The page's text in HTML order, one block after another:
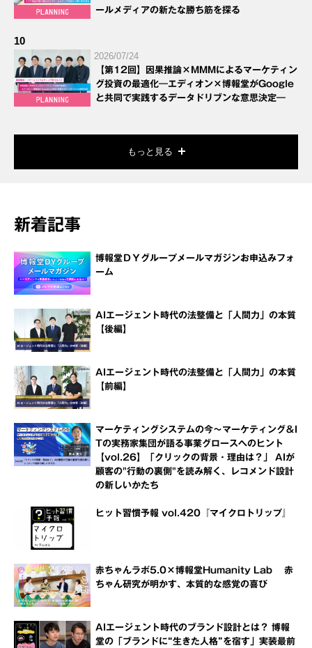
ールメディアの新たな勝ち筋を探る
10
2026/07/24
【第12回】因果推論×MMMによるマーケティン
グ投資の最適化―エディオン×博報堂がGoogle
と共同で実践するデータドリブンな意思決定―
もっと見る
新着記事
博報堂ＤＹグループメールマガジンお申込みフォ
ーム
AIエージェント時代の法整備と「人間力」の本質
【後編】
AIエージェント時代の法整備と「人間力」の本質
【前編】
マーケティングシステムの今～マーケティング＆I
Tの実務家集団が語る事業グロースへのヒント
【vol.26】「クリックの背景・理由は？」 AIが
顧客の"行動の裏側"を読み解く、レコメンド設計
の新しいかたち
ヒット習慣予報 vol.420『マイクロトリップ』
赤ちゃんラボ5.0×博報堂Humanity Lab 赤
ちゃん研究が明かす、本質的な感覚の喜び
AIエージェント時代のブランド設計とは？ 博報
堂の「ブランドに“生きた人格”を宿す」実装最前